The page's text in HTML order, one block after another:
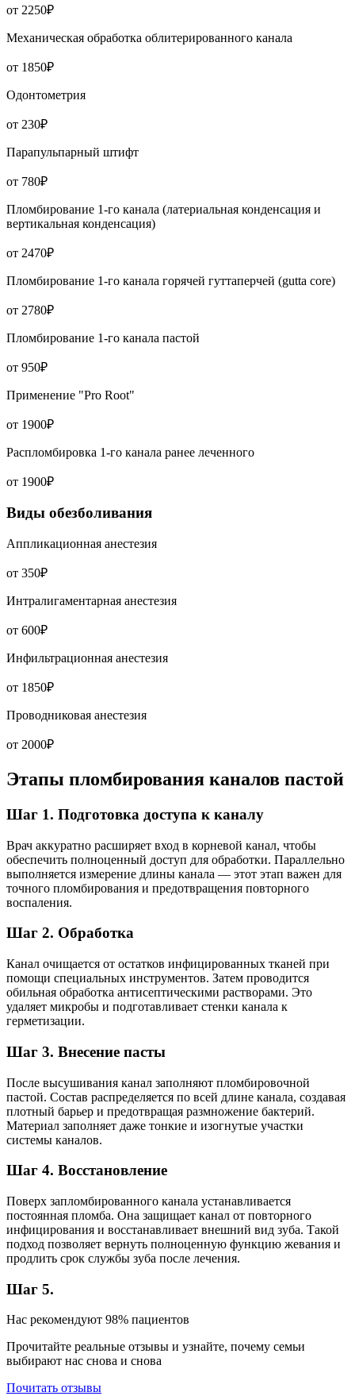
от 2250₽
Механическая обработка облитерированного канала
от 1850₽
Одонтометрия
от 230₽
Парапульпарный штифт
от 780₽
Пломбирование 1-го канала (латериальная конденсация и
вертикальная конденсация)
от 2470₽
Пломбирование 1-го канала горячей гуттаперчей (gutta core)
от 2780₽
Пломбирование 1-го канала пастой
от 950₽
Применение "Pro Root"
от 1900₽
Распломбировка 1-го канала ранее леченного
от 1900₽
Виды обезболивания
Аппликационная анестезия
от 350₽
Интралигаментарная анестезия
от 600₽
Инфильтрационная анестезия
от 1850₽
Проводниковая анестезия
от 2000₽
Этапы пломбирования каналов пастой
Шаг 1. Подготовка доступа к каналу
Врач аккуратно расширяет вход в корневой канал, чтобы
обеспечить полноценный доступ для обработки. Параллельно
выполняется измерение длины канала — этот этап важен для
точного пломбирования и предотвращения повторного
воспаления.
Шаг 2. Обработка
Канал очищается от остатков инфицированных тканей при
помощи специальных инструментов. Затем проводится
обильная обработка антисептическими растворами. Это
удаляет микробы и подготавливает стенки канала к
герметизации.
Шаг 3. Внесение пасты
После высушивания канал заполняют пломбировочной
пастой. Состав распределяется по всей длине канала, создавая
плотный барьер и предотвращая размножение бактерий.
Материал заполняет даже тонкие и изогнутые участки
системы каналов.
Шаг 4. Восстановление
Поверх запломбированного канала устанавливается
постоянная пломба. Она защищает канал от повторного
инфицирования и восстанавливает внешний вид зуба. Такой
подход позволяет вернуть полноценную функцию жевания и
продлить срок службы зуба после лечения.
Шаг 5.
Нас рекомендуют 98% пациентов
Прочитайте реальные отзывы и узнайте, почему семьи
выбирают нас снова и снова
Почитать отзывы